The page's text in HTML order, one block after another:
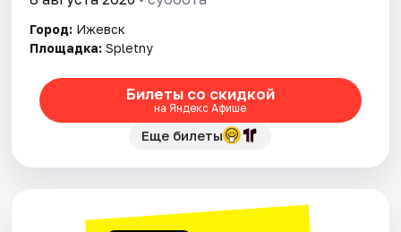
Город: Ижевск
Площадка: Spletny
Билеты со скидкой
на Яндекс Афише
Еще билеты